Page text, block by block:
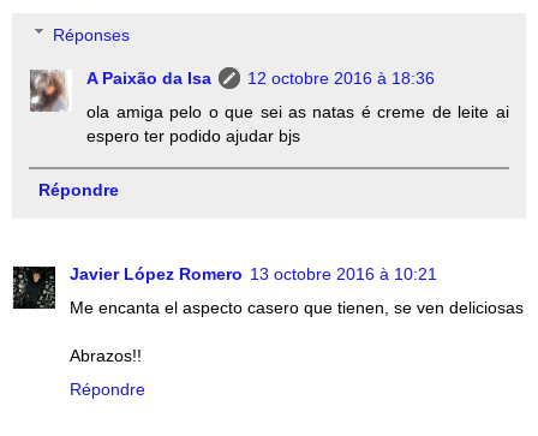
Réponses
A Paixão da Isa
12 octobre 2016 à 18:36
ola amiga pelo o que sei as natas é creme de leite ai
espero ter podido ajudar bjs
Répondre
Javier López Romero 13 octobre 2016 à 10:21
Me encanta el aspecto casero que tienen, se ven deliciosas
Abrazos!!
Répondre